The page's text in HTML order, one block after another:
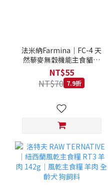
法米納Farmina｜FC-4 天
然藜麥無穀機能主食貓罐
FC-4061 體重管理 羊肉蘆
筍 80G
NT$55
NT$70 7.9折